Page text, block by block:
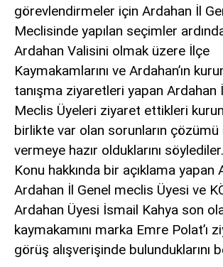
bonusu
veren
siteler
2025
deneme
bonusu
veren
siteler
editorbet
görevlendirmeler için Ardahan İl
Meclisinde yapılan seçimler
Ardahan Valisini olmak üzere İlçe
Kaymakamlarını ve Ardahan’ın
tanışma ziyaretleri yapan Ardahan
Meclis Üyeleri ziyaret ettikleri
birlikte var olan sorunların çözümü
vermeye hazır olduklarını söylediler.
Konu hakkında bir açıklama yapan
Ardahan İl Genel meclis Üyesi ve
Ardahan Üyesi İsmail Kahya son
kaymakamını marka Emre Polat’ı
görüş alışverişinde bulunduklarını